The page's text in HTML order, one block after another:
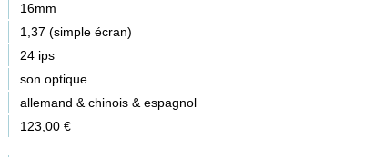
16mm
1,37 (simple écran)
24 ips
son optique
allemand & chinois & espagnol
123,00 €